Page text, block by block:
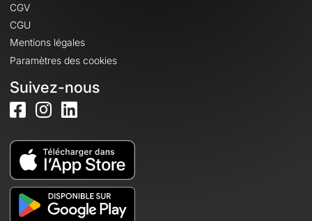
CGV
CGU
Mentions légales
Paramètres des cookies
Suivez-nous